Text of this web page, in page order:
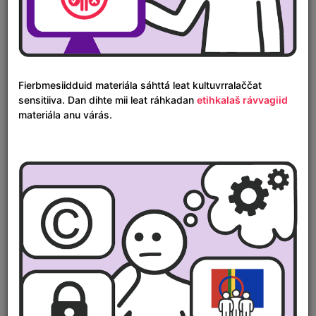
Áigelinnjá
Fierbmesiidduid materiála sáhttá leat kultuvrralaččat
sensitiiva. Dan dihte mii leat ráhkadan etihkalaš rávvagiid
materiála anu várás.